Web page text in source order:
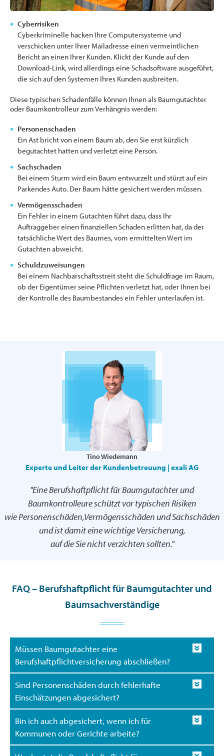
Cyberrisiken
Cyberkriminelle hacken Ihre Computersysteme und
verschicken unter Ihrer Mailadresse einen vermeintlichen
Bericht an einen Ihrer Kunden. Klickt der Kunde auf den
Download-Link, wird allerdings eine Schadsoftware ausgeführt,
die sich auf den Systemen Ihres Kunden ausbreiten.
Diese typischen Schadenfälle können Ihnen als Baumgutachter
oder Baumkontrolleur zum Verhängnis werden:
Personenschaden
Ein Ast bricht von einem Baum ab, den Sie erst kürzlich
begutachtet hatten und verletzt eine Person.
Sachschaden
Bei einem Sturm wird ein Baum entwurzelt und stürzt auf ein
Parkendes Auto. Der Baum hätte gesichert werden müssen.
Vermögensschaden
Ein Fehler in einem Gutachten führt dazu, dass Ihr
Auftraggeber einen finanziellen Schaden erlitten hat, da der
tatsächliche Wert des Baumes, vom ermittelten Wert im
Gutachten abweicht.
Schuldzuweisungen
Bei einem Nachbarschaftsstreit steht die Schuldfrage im Raum,
ob der Eigentümer seine Pflichten verletzt hat, oder Ihnen bei
der Kontrolle des Baumbestandes ein Fehler unterlaufen ist.
Tino Wiedemann
Experte und Leiter der Kundenbetreuung | exali AG
"Eine Berufshaftpflicht für Baumgutachter und
Baumkontrolleure schützt vor typischen Risiken
wie Personenschäden,Vermögensschäden und Sachschäden
und ist damit eine wichtige Versicherung,
auf die Sie nicht verzichten sollten."
FAQ – Berufshaftpflicht für Baumgutachter und
Baumsachverständige
Müssen Baumgutachter eine
Berufshaftpflichtversicherung abschließen?
Sind Personenschäden durch fehlerhafte
Einschätzungen abgesichert?
Bin ich auch abgesichert, wenn ich für
Kommunen oder Gerichte arbeite?